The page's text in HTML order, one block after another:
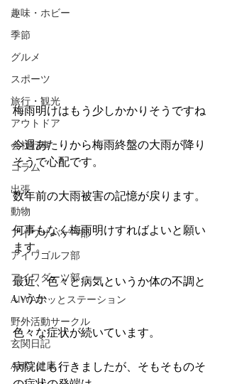
趣味・ホビー
季節
グルメ
スポーツ
旅行・観光
アウトドア
会社行事
コラム
出張
動物
アイワサバゲー部
アイワゴルフ部
アイワダーツ部
AIWAホッとステーション
野外活動サークル
玄関日記
AHO 健康
梅雨明けはもう少しかかりそうですね
今週あたりから梅雨終盤の大雨が降り
そうで心配です。
数年前の大雨被害の記憶が戻ります。
何事もなく梅雨明けすればよいと願い
ます。
最近、色々と病気というか体の不調と
いうか
色々な症状が続いています。
病院にも行きましたが、そもそものそ